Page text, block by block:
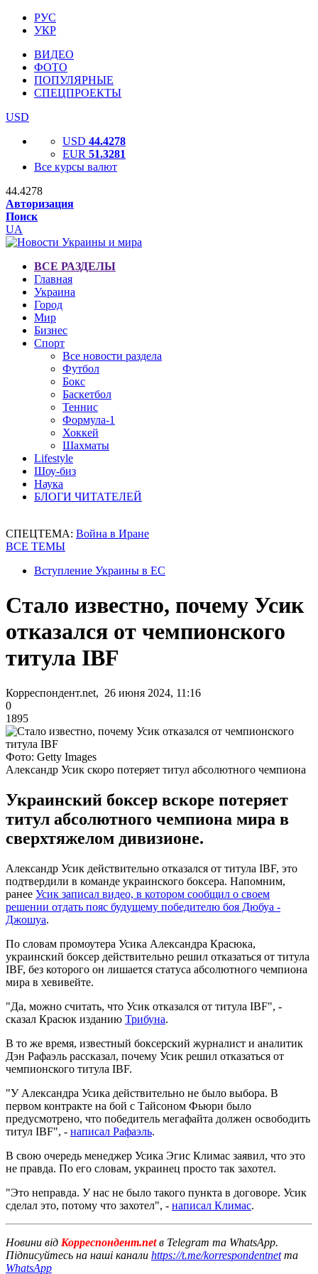
РУС
УКР
ВИДЕО
ФОТО
ПОПУЛЯРНЫЕ
СПЕЦПРОЕКТЫ
USD
USD 44.4278
EUR 51.3281
Все курсы валют
44.4278
Авторизация
Поиск
UA
ВСЕ РАЗДЕЛЫ
Главная
Украина
Город
Мир
Бизнес
Спорт
Все новости раздела
Футбол
Бокс
Баскетбол
Теннис
Формула-1
Хоккей
Шахматы
Lifestyle
Шоу-биз
Наука
БЛОГИ ЧИТАТЕЛЕЙ
СПЕЦТЕМА: Война в Иране
ВСЕ ТЕМЫ
Вступление Украины в ЕС
Стало известно, почему Усик
отказался от чемпионского
титула IBF
Корреспондент.net, 26 июня 2024, 11:16
0
1895
Фото: Getty Images
Александр Усик скоро потеряет титул абсолютного чемпиона
Украинский боксер вскоре потеряет
титул абсолютного чемпиона мира в
сверхтяжелом дивизионе.
Александр Усик действительно отказался от титула IBF, это
подтвердили в команде украинского боксера. Напомним,
ранее Усик записал видео, в котором сообщил о своем
решении отдать пояс будущему победителю боя Дюбуа -
Джошуа.
По словам промоутера Усика Александра Красюка,
украинский боксер действительно решил отказаться от титула
IBF, без которого он лишается статуса абсолютного чемпиона
мира в хевивейте.
"Да, можно считать, что Усик отказался от титула IBF", -
сказал Красюк изданию Трибуна.
В то же время, известный боксерский журналист и аналитик
Дэн Рафаэль рассказал, почему Усик решил отказаться от
чемпионского титула IBF.
"У Александра Усика действительно не было выбора. В
первом контракте на бой с Тайсоном Фьюри было
предусмотрено, что победитель мегафайта должен освободить
титул IBF", - написал Рафаэль.
В свою очередь менеджер Усика Эгис Климас заявил, что это
не правда. По его словам, украинец просто так захотел.
"Это неправда. У нас не было такого пункта в договоре. Усик
сделал это, потому что захотел", - написал Климас.
Новини від Корреспондент.netв Telegram та WhatsApp.
Підписуйтесь на наші канали https://t.me/korrespondentnetта
WhatsApp